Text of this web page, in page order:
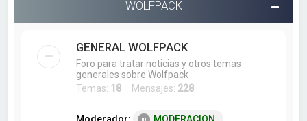
WOLFPACK
GENERAL WOLFPACK
Foro para tratar noticias y otros temas
generales sobre Wolfpack
Temas: 18 Mensajes: 228